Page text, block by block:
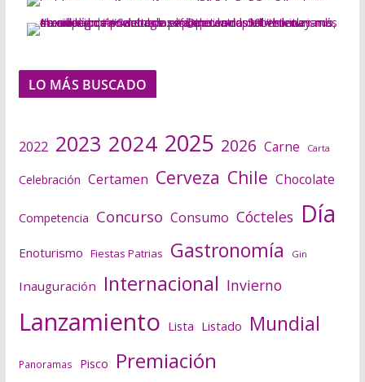
LO MÁS BUSCADO
2022 2023 2024 2025 2026 Carne Carta
Celebración Certamen Cerveza Chile Chocolate
Competencia Concurso Consumo Cócteles Día
Enoturismo Fiestas Patrias Gastronomía Gin
Inauguración Internacional Invierno
Lanzamiento Lista Listado Mundial
Panoramas Pisco Premiación